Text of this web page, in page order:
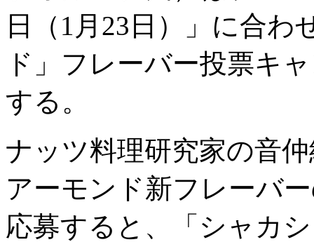
日（1月23日）」に合
ド」フレーバー投票キ
する。
ナッツ料理研究家の音
アーモンド新フレーバ
応募すると、「シャカ